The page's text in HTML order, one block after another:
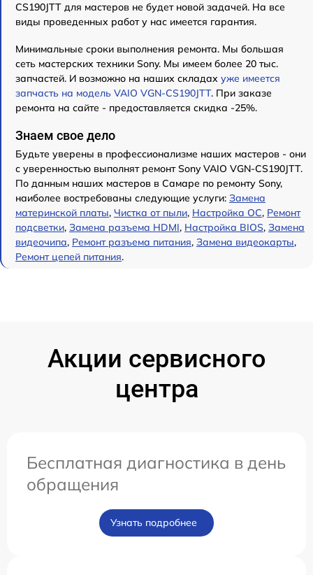
CS190JTT для мастеров не будет новой задачей. На все
виды проведенных работ у нас имеется гарантия.
Минимальные сроки выполнения ремонта. Мы большая
сеть мастерских техники Sony. Мы имеем более 20 тыс.
запчастей. И возможно на наших складах уже имеется
запчасть на модель VAIO VGN-CS190JTT. При заказе
ремонта на сайте - предоставляется скидка -25%.
Знаем свое дело
Будьте уверены в профессионализме наших мастеров - они
с уверенностью выполнят ремонт Sony VAIO VGN-CS190JTT.
По данным наших мастеров в Самаре по ремонту Sony,
наиболее востребованы следующие услуги: Замена
материнской платы, Чистка от пыли, Настройка ОС, Ремонт
подсветки, Замена разъема HDMI, Настройка BIOS, Замена
видеочипа, Ремонт разъема питания, Замена видеокарты,
Ремонт цепей питания.
Акции сервисного
центра
Бесплатная диагностика в день
обращения
Узнать подробнее